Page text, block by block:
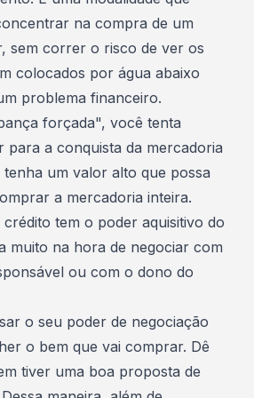
na compra de um
sem correr o risco de ver os
colocados por água abaixo
problema financeiro.
forçada", você tenta
para a conquista da mercadoria
um valor alto que possa
a mercadoria inteira.
tem o poder aquisitivo do
muito na hora de negociar com
ou com o dono do
o seu poder de negociação
o bem que vai comprar. Dê
tiver uma boa proposta de